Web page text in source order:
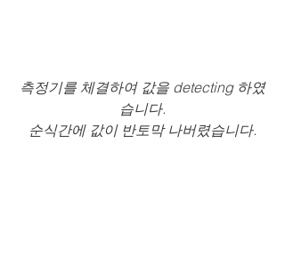
측정기를 체결하여 값을 detecting 하였
습니다.
순식간에 값이 반토막 나버렸습니다.